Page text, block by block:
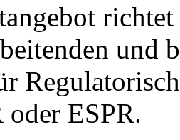
und
ESPR.